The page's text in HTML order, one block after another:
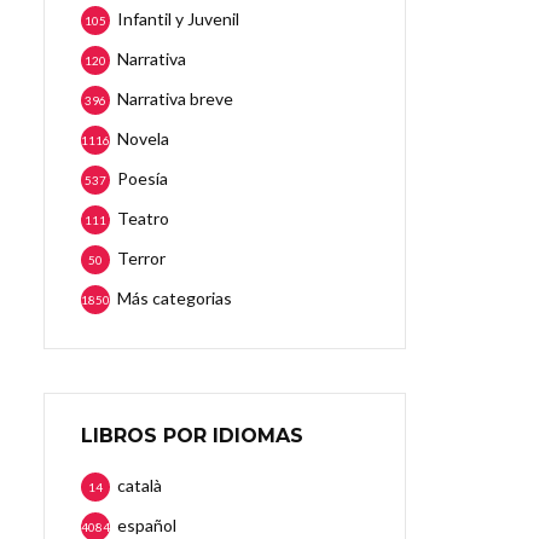
Infantil y Juvenil
105
Narrativa
120
Narrativa breve
396
Novela
1116
Poesía
537
Teatro
111
Terror
50
Más categorias
1850
LIBROS POR IDIOMAS
català
14
español
4084